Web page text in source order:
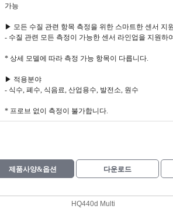
가능
▶ 모든 수질 관련 항목 측정을 위한 스마트한 센서 지
- 수질 관련 모든 측정이 가능한 센서 라인업을 지원하
* 상세 모델에 따라 측정 가능 항목이 다릅니다.
▶ 적용분야
- 식수, 폐수, 식음료, 산업용수, 발전소, 원수
* 프로브 없이 측정이 불가합니다.
제품사양&옵션 다운로드
HQ440d Multi